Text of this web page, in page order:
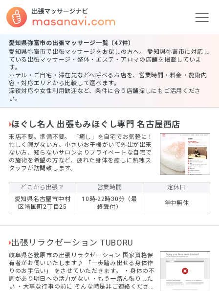
愛知県弥富市の出張マッサージ一覧（47件）
愛知県弥富市で出張マッサージをお探しの方へ。 愛知県弥富市に対応し
ている出張マッサージ・整体・エステ・アロマの店舗を掲載していま
す。
ホテル・ご自宅・滞在先などへ呼べるお店を、営業時間・料金・施術内
容・対応エリアから比較して選べます。
深夜対応や女性利用歓迎など、条件に合う店舗探しにもご活用くださ
い。
ほぐし名人 出張もみほぐし専門 名古屋西店
来店不要。準備不要。 ​「癒し」を自宅でお気軽に！
忙しく暇がない方、小さいお子様がいて外出が出来
ない方、知らないサロンよりプライベートな自宅で
の施術を希望の方など、疲れた身体を癒しに熟練ス
タッフが訪問致します。
どこから出張？ 営業時間
定休日
愛知県名古屋市中村
区靖国町2丁目25
10時-22時30分（最
終受付）
年中無休
出張リラクゼーション TUBORU
岐阜県各務原市の出張リラクゼーション 国家資格保
有者がお伺いいたします♪ 「一歩踏み出せる身体作
りのお手伝い」 をさせていただきます。 ・身体の不
調があり明日への活力がない ・もう一踏ん張りした
い ・大事な行事の前に そんな時是非ご連絡くださ